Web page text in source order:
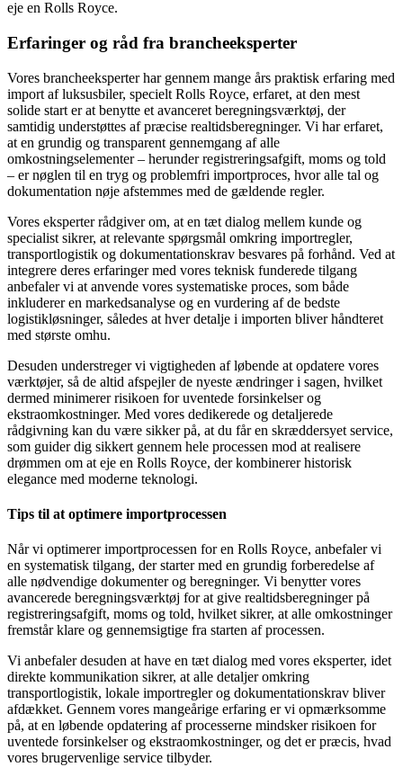
eje en Rolls Royce.
Erfaringer og råd fra brancheeksperter
Vores brancheeksperter har gennem mange års praktisk erfaring med
import af luksusbiler, specielt Rolls Royce, erfaret, at den mest
solide start er at benytte et avanceret beregningsværktøj, der
samtidig understøttes af præcise realtidsberegninger. Vi har erfaret,
at en grundig og transparent gennemgang af alle
omkostningselementer – herunder registreringsafgift, moms og told
– er nøglen til en tryg og problemfri importproces, hvor alle tal og
dokumentation nøje afstemmes med de gældende regler.
Vores eksperter rådgiver om, at en tæt dialog mellem kunde og
specialist sikrer, at relevante spørgsmål omkring importregler,
transportlogistik og dokumentationskrav besvares på forhånd. Ved at
integrere deres erfaringer med vores teknisk funderede tilgang
anbefaler vi at anvende vores systematiske proces, som både
inkluderer en markedsanalyse og en vurdering af de bedste
logistikløsninger, således at hver detalje i importen bliver håndteret
med største omhu.
Desuden understreger vi vigtigheden af løbende at opdatere vores
værktøjer, så de altid afspejler de nyeste ændringer i sagen, hvilket
dermed minimerer risikoen for uventede forsinkelser og
ekstraomkostninger. Med vores dedikerede og detaljerede
rådgivning kan du være sikker på, at du får en skræddersyet service,
som guider dig sikkert gennem hele processen mod at realisere
drømmen om at eje en Rolls Royce, der kombinerer historisk
elegance med moderne teknologi.
Tips til at optimere importprocessen
Når vi optimerer importprocessen for en Rolls Royce, anbefaler vi
en systematisk tilgang, der starter med en grundig forberedelse af
alle nødvendige dokumenter og beregninger. Vi benytter vores
avancerede beregningsværktøj for at give realtidsberegninger på
registreringsafgift, moms og told, hvilket sikrer, at alle omkostninger
fremstår klare og gennemsigtige fra starten af processen.
Vi anbefaler desuden at have en tæt dialog med vores eksperter, idet
direkte kommunikation sikrer, at alle detaljer omkring
transportlogistik, lokale importregler og dokumentationskrav bliver
afdækket. Gennem vores mangeårige erfaring er vi opmærksomme
på, at en løbende opdatering af processerne mindsker risikoen for
uventede forsinkelser og ekstraomkostninger, og det er præcis, hvad
vores brugervenlige service tilbyder.